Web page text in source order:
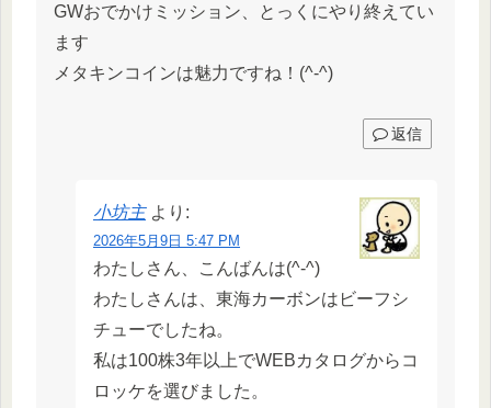
GWおでかけミッション、とっくにやり終えてい
ます
メタキンコインは魅力ですね！(^-^)
返信
小坊主 より:
2026年5月9日 5:47 PM
わたしさん、こんばんは(^-^)
わたしさんは、東海カーボンはビーフシ
チューでしたね。
私は100株3年以上でWEBカタログからコ
ロッケを選びました。